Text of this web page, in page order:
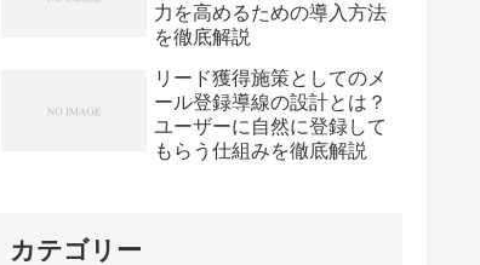
力を高めるための導入方法
を徹底解説
リード獲得施策としてのメ
ール登録導線の設計とは？
ユーザーに自然に登録して
もらう仕組みを徹底解説
カテゴリー